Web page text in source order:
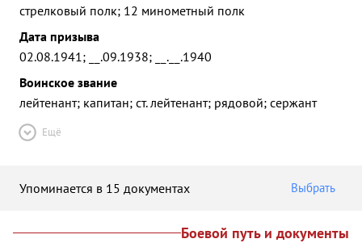
стрелковый полк; 12 минометный полк
Дата призыва
02.08.1941; __.09.1938; __.__.1940
Воинское звание
лейтенант; капитан; ст. лейтенант; рядовой; сержант
Ещё
Упоминается в 15 документах Выбрать
Боевой путь и документы